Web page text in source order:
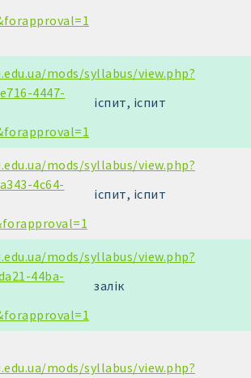
mods/syllabus/view.php?
4447-
іспит, іспит
mods/syllabus/view.php?
4c64-
іспит, іспит
mods/syllabus/view.php?
44ba-
залік
mods/syllabus/view.php?